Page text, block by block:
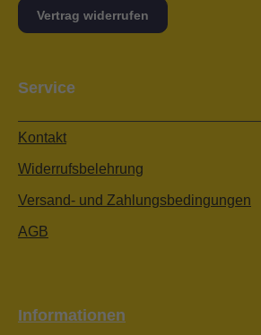
Vertrag widerrufen
Service
Kontakt
Widerrufsbelehrung
Versand- und Zahlungsbedingungen
AGB
Informationen